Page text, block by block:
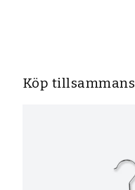
Köp tillsammans